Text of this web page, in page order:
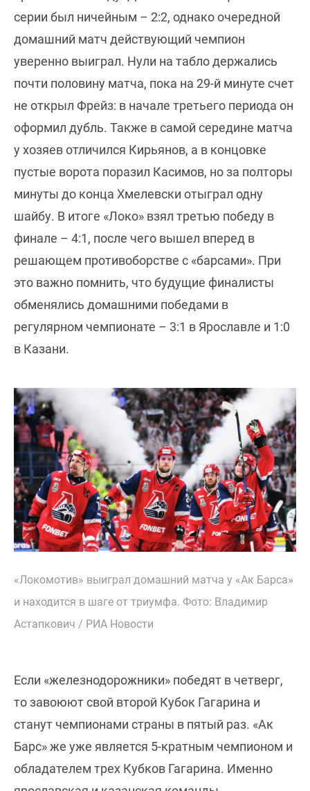
серии был ничейным – 2:2, однако очередной
домашний матч действующий чемпион
уверенно выиграл. Нули на табло держались
почти половину матча, пока на 29-й минуте счет
не открыл Фрейз: в начале третьего периода он
оформил дубль. Также в самой середине матча
у хозяев отличился Кирьянов, а в концовке
пустые ворота поразил Касимов, но за полторы
минуты до конца Хмелевски отыграл одну
шайбу. В итоге «Локо» взял третью победу в
финале – 4:1, после чего вышел вперед в
решающем противоборстве с «барсами». При
это важно помнить, что будущие финалисты
обменялись домашними победами в
регулярном чемпионате – 3:1 в Ярославле и 1:0
в Казани.
«Локомотив» выиграл домашний матча у «Ак Барса»
и находится в шаге от триумфа. Фото: Владимир
Астапкович / РИА Новости
Если «железнодорожники» победят в четверг,
то завоюют свой второй Кубок Гагарина и
станут чемпионами страны в пятый раз. «Ак
Барс» же уже является 5-кратным чемпионом и
обладателем трех Кубков Гагарина. Именно